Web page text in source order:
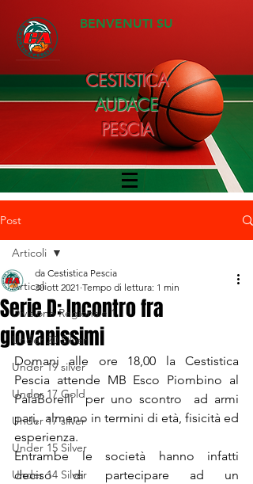
BENVENUTI SU
CESTISTICA
AUDACE
PESCIA
Post
Articoli
Divisione Regionale 1
Under 20 Silver
Under 19 silver
Under 17 Gold
Under 17 silver
Under 15 Silver
Under 14 Silver
Articoli
Serie D: Incontro fra
giovanissimi
da Cestistica Pescia
30 ott 2021 Tempo di lettura: 1 min
Domani alle ore 18,00 la Cestistica
Pescia attende MB Esco Piombino al
PalaBorelli  per uno scontro  ad armi
pari,  almeno in termini di età, fisicità ed
esperienza.
Entrambe le società hanno infatti
deciso di partecipare ad un